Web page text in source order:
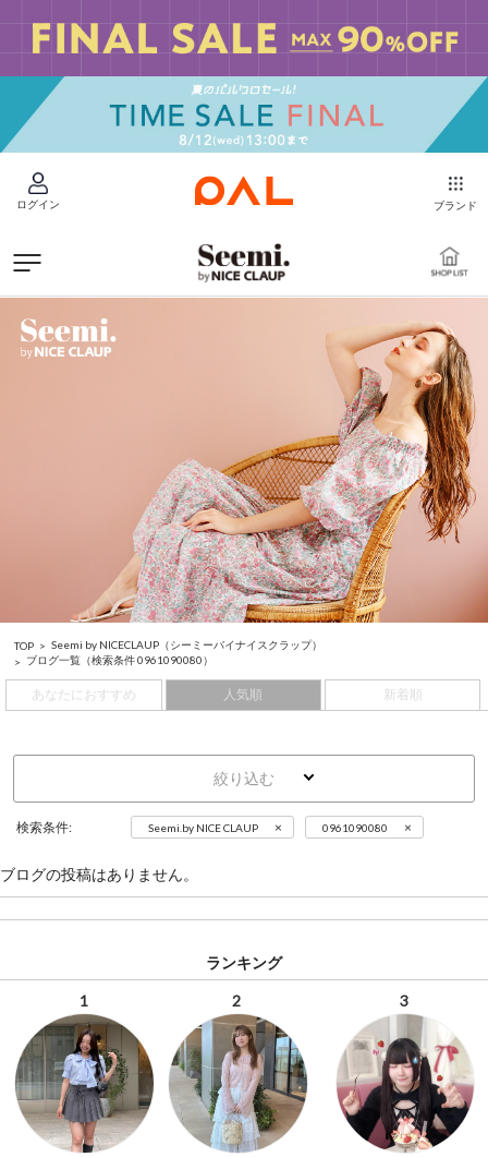
ログイン ブランド
TOP
Seemi by NICECLAUP（シーミーバイナイスクラップ）
ブログ一覧 （検索条件 0961090080）
あなたにおすすめ 人気順 新着順
絞り込む
検索条件: Seemi.by NICE CLAUP × 0961090080 ×
ブログの投稿はありません。
ランキング
1 2 3